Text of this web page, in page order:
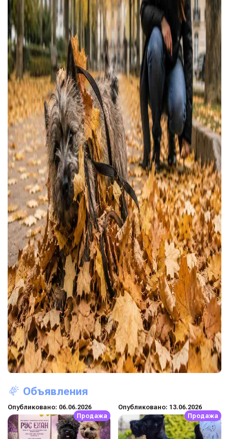
Объявления
Опубликовано: 06.06.2026
Продажа
Опубликовано: 13.06.2026
Продажа